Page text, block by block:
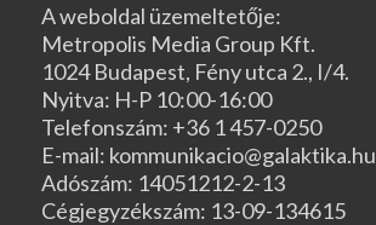
A weboldal üzemeltetője:
Metropolis Media Group Kft.
1024 Budapest, Fény utca 2., I/4.
Nyitva: H-P 10:00-16:00
Telefonszám: +36 1 457-0250
E-mail: kommunikacio@galaktika.hu
Adószám: 14051212-2-13
Cégjegyzékszám: 13-09-134615